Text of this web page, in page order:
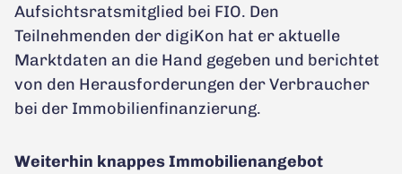
Aufsichtsratsmitglied bei FIO. Den
Teilnehmenden der digiKon hat er aktuelle
Marktdaten an die Hand gegeben und berichtet
von den Herausforderungen der Verbraucher
bei der Immobilienfinanzierung.
Weiterhin knappes Immobilienangebot